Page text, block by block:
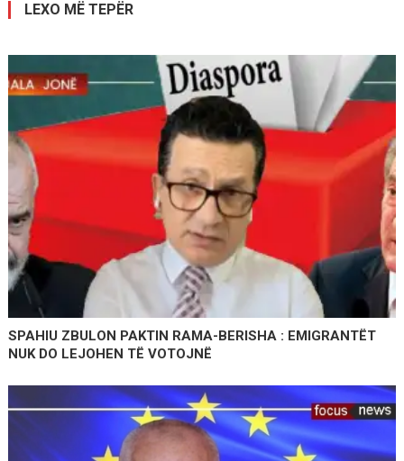
LEXO MË TEPËR
SPAHIU ZBULON PAKTIN RAMA-BERISHA : EMIGRANTËT
NUK DO LEJOHEN TË VOTOJNË